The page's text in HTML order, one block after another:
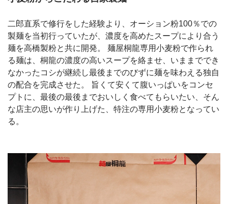
二郎直系で修行をした経験より、オーション粉100％での
製麺を当初行っていたが、濃度を高めたスープにより合う
麺を高橋製粉と共に開発。 麺屋桐龍専用小麦粉で作られ
る麺は、桐龍の濃度の高いスープを絡ませ、いままででき
なかったコシが継続し最後までのびずに麺を味わえる独自
の配合を完成させた。 旨くて安くて腹いっぱいをコンセ
プトに、最後の最後までおいしく食べてもらいたい、そん
な店主の思いが作り上げた、特注の専用小麦粉となってい
る。